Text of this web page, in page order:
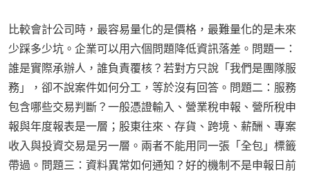
比較會計公司時，最容易量化的是價格，最難量化的是未來
少踩多少坑。企業可以用六個問題降低資訊落差。問題一：
誰是實際承辦人，誰負責覆核？若對方只說「我們是團隊服
務」，卻不說案件如何分工，等於沒有回答。問題二：服務
包含哪些交易判斷？一般憑證輸入、營業稅申報、營所稅申
報與年度報表是一層；股東往來、存貨、跨境、薪酬、專案
收入與投資交易是另一層。兩者不能用同一張「全包」標籤
帶過。問題三：資料異常如何通知？好的機制不是申報日前